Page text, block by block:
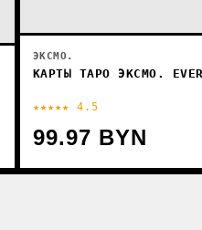
ЭКСМО.
КАРТЫ ТАРО ЭКСМО.
★★★★★ 4.5
99.97 BYN